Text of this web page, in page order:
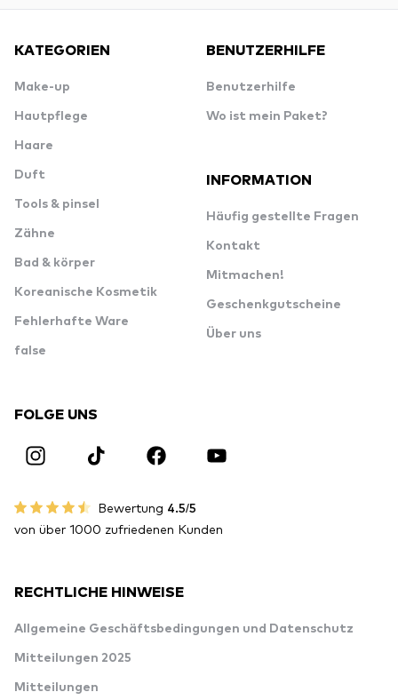
KATEGORIEN
Make-up
Hautpflege
Haare
Duft
Tools & pinsel
Zähne
Bad & körper
Koreanische Kosmetik
Fehlerhafte Ware
false
BENUTZERHILFE
Benutzerhilfe
Wo ist mein Paket?
INFORMATION
Häufig gestellte Fragen
Kontakt
Mitmachen!
Geschenkgutscheine
Über uns
FOLGE UNS
Bewertung 4.5/5
von über 1000 zufriedenen Kunden
RECHTLICHE HINWEISE
Allgemeine Geschäftsbedingungen und Datenschutz
Mitteilungen 2025
Mitteilungen